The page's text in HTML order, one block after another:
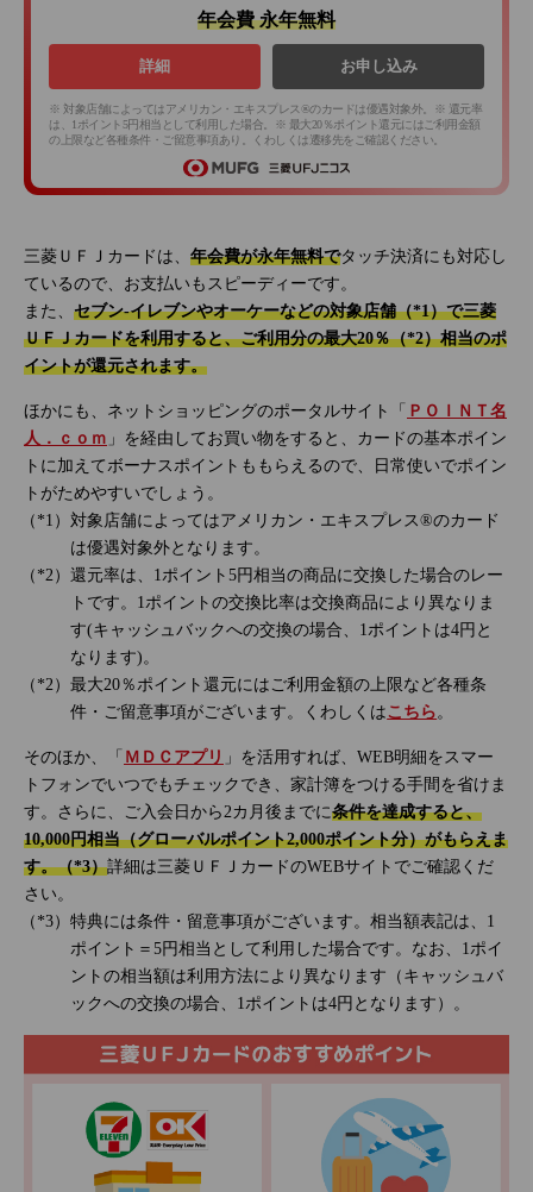
年会費 永年無料
詳細 お申し込み
※ 対象店舗によってはアメリカン・エキスプレス®のカードは優遇対象外。※ 還元率
は、1ポイント5円相当として利用した場合。※ 最大20％ポイント還元にはご利用金額
の上限など各種条件・ご留意事項あり。くわしくは遷移先をご確認ください。
三菱ＵＦＪカードは、 年会費が永年無料でタッチ決済にも対応し
ているので、お支払いもスピーディーです。
また、 セブン‐イレブンやオーケーなどの対象店舗（*1）で三菱
ＵＦＪカードを利用すると、ご利用分の最大20％（*2）相当のポ
イントが還元されます。
ほかにも、ネットショッピングのポータルサイト「
ＰＯＩＮＴ名
人．ｃｏｍ 」を経由してお買い物をすると、カードの基本ポイン
トに加えてボーナスポイントももらえるので、日常使いでポイン
トがためやすいでしょう。
対象店舗によってはアメリカン・エキスプレス®のカード
は優遇対象外となります。
還元率は、1ポイント5円相当の商品に交換した場合のレー
トです。1ポイントの交換比率は交換商品により異なりま
す(キャッシュバックへの交換の場合、1ポイントは4円と
なります)。
最大20％ポイント還元にはご利用金額の上限など各種条
件・ご留意事項がございます。くわしくはこちら 。
そのほか、「 ＭＤＣアプリ 」を活用すれば、WEB明細をスマー
トフォンでいつでもチェックでき、家計簿をつける手間を省けま
す。さらに、ご入会日から2カ月後までに条件を達成すると、
10,000円相当（グローバルポイント2,000ポイント分）がもらえま
す。（*3）詳細は三菱ＵＦＪカードのWEBサイトでご確認くだ
さい。
特典には条件・留意事項がございます。相当額表記は、1
ポイント＝5円相当として利用した場合です。なお、1ポイ
ントの相当額は利用方法により異なります（キャッシュバ
ックへの交換の場合、1ポイントは4円となります）。